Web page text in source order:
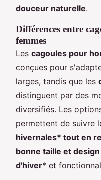
douceur naturelle.
Différences entre
femmes
Les cagoules pour
conçues pour
larges, tandis que les
distinguent par des
diversifiés. Les
permettent de suivre
hivernales* tout en
bonne taille et
d'hiver* et